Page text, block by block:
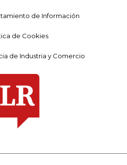
de Información
de Cookies
de Industria y Comercio